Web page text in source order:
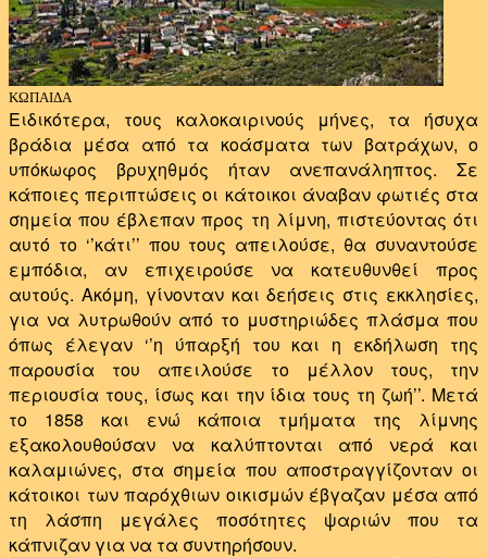
ΚΩΠΑΙΔΑ
Ειδικότερα, τους καλοκαιρινούς μήνες, τα ήσυχα
βράδια μέσα από τα κοάσματα των βατράχων, ο
υπόκωφος βρυχηθμός ήταν ανεπανάληπτος. Σε
κάποιες περιπτώσεις οι κάτοικοι άναβαν φωτιές στα
σημεία που έβλεπαν προς τη λίμνη, πιστεύοντας ότι
αυτό το ‘’κάτι’’ που τους απειλούσε, θα συναντούσε
εμπόδια, αν επιχειρούσε να κατευθυνθεί προς
αυτούς. Ακόμη, γίνονταν και δεήσεις στις εκκλησίες,
για να λυτρωθούν από το μυστηριώδες πλάσμα που
όπως έλεγαν ‘’η ύπαρξή του και η εκδήλωση της
παρουσία του απειλούσε το μέλλον τους, την
περιουσία τους, ίσως και την ίδια τους τη ζωή’’. Μετά
το 1858 και ενώ κάποια τμήματα της λίμνης
εξακολουθούσαν να καλύπτονται από νερά και
καλαμιώνες, στα σημεία που αποστραγγίζονταν οι
κάτοικοι των παρόχθιων οικισμών έβγαζαν μέσα από
τη λάσπη μεγάλες ποσότητες ψαριών που τα
κάπνιζαν για να τα συντηρήσουν.